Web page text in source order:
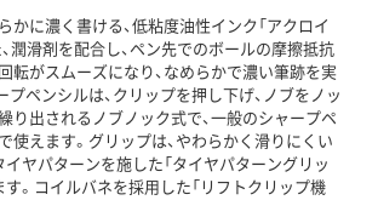
かに濃く書ける、低粘度油性インク「アクロイ
、潤滑剤を配合し、ペン先でのボールの摩擦抵抗
転がスムーズになり、なめらかで濃い筆跡を実
プペンシルは、クリップを押し下げ、ノブをノッ
り出されるノブノック式で、一般のシャープペ
使えます。グリップは、やわらかく滑りにくい
イヤパターンを施した「タイヤパターングリッ
す。コイルバネを採用した「リフトクリップ機